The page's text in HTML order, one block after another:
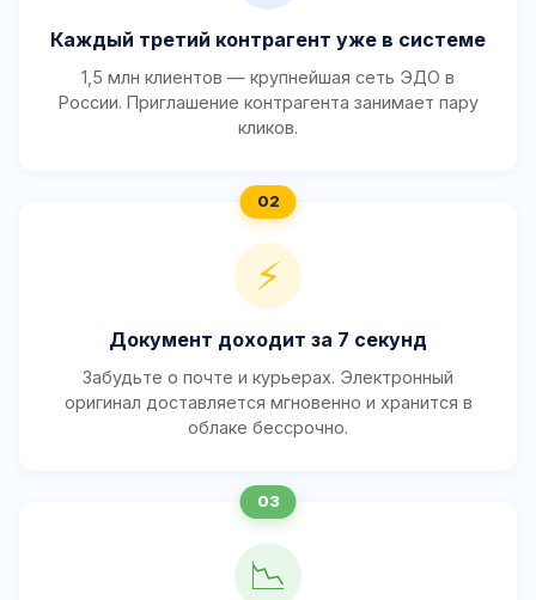
Каждый третий контрагент уже в системе
1,5 млн клиентов — крупнейшая сеть ЭДО в
России. Приглашение контрагента занимает пару
кликов.
⚡
Документ доходит за 7 секунд
Забудьте о почте и курьерах. Электронный
оригинал доставляется мгновенно и хранится в
облаке бессрочно.
📉